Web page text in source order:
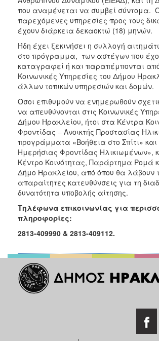
που αναμένεται να συμβεί σύντομα.
παρεχόμενες υπηρεσίες προς τους
έχουν διάρκεια δεκαοκτώ (18) μηνών.
Ήδη έχει ξεκινήσει η συλλογή
στο πρόγραμμα, των αστέγων που
καταγραφεί ή και παραπέμπονται από
Κοινωνικές Υπηρεσίες του Δήμου
άλλων τοπικών υπηρεσιών και δομών.
Όσοι επιθυμούν να ενημερωθούν
να απευθύνονται στις Κοινωνικές
Δήμου Ηρακλείου, ήτοι στα Κέντρα
Φροντίδας – Ανοικτής Προστασίας
προγράμματα «Βοήθεια στο Σπίτι»
Ημερήσιας Φροντίδας Ηλικιωμένων»,
Κέντρο Κοινότητας, Παράρτημα Ρομά
Δήμο Ηρακλείου, από όπου θα λάβουν
απαραίτητες κατευθύνσεις για τη
δυνατότητα υποβολής αίτησης.
Τηλέφωνα επικοινωνίας για
πληροφορίες:
2813-409990 & 2813-409112.